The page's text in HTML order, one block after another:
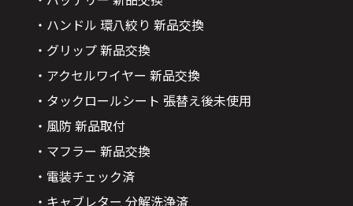
・ハンドル 環八絞り 新品交換
・グリップ 新品交換
・アクセルワイヤー 新品交換
・タックロールシート 張替え後未使用
・風防 新品取付
・マフラー 新品交換
・電装チェック済
・キャブレター 分解洗浄済